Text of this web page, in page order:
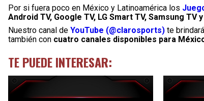
Por si fuera poco en México y Latinoamérica los
Android TV, Google TV, LG Smart TV, Samsung TV
Nuestro canal de YouTube (@clarosports) te
también con cuatro canales disponibles para
TE PUEDE INTERESAR: